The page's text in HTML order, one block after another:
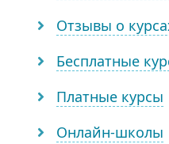
Отзывы о
Бесплатные
Платные курсы
Онлайн-школы